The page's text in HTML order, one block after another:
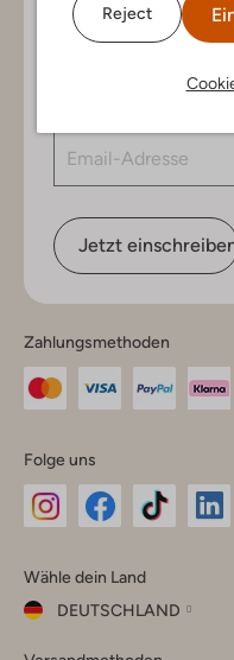
Reject
Newsletter und
Wert von €150.
Jetzt
Zahlungsmethoden
Folge uns
Instagram
Facebook
TikTok
Wähle dein Land
DEUTSCHLAND